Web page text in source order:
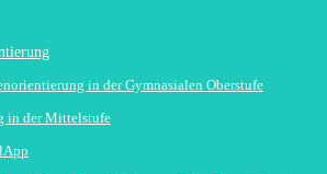
in der Gymnasialen Oberstufe
in der Mittelstufe